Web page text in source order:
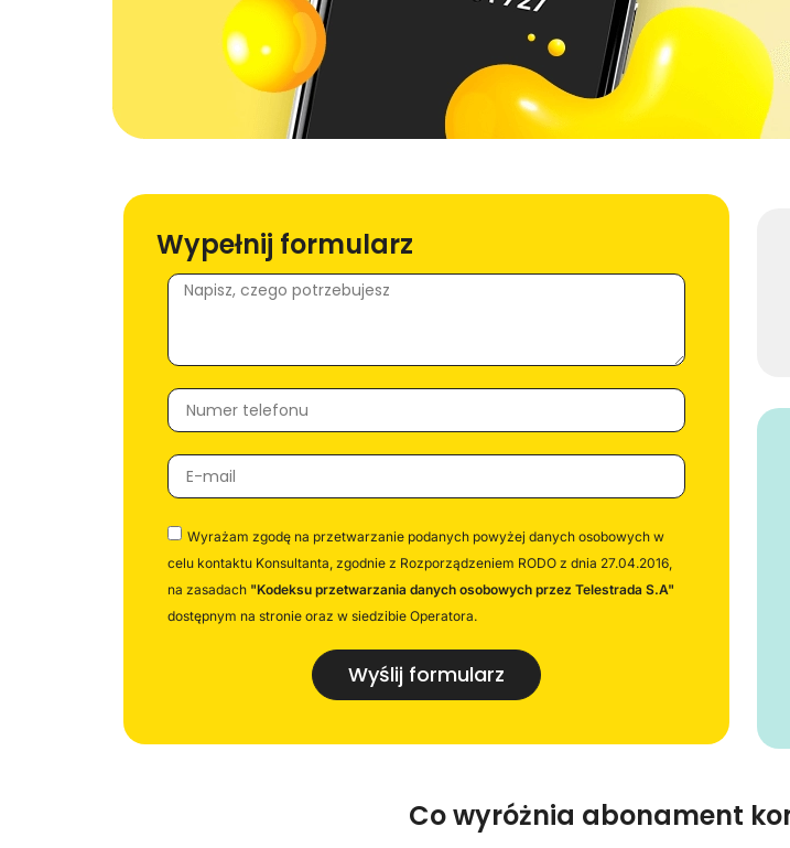
Wypełnij formularz
Wyrażam zgodę na przetwarzanie podanych powyżej danych osobowych w
celu kontaktu Konsultanta, zgodnie z Rozporządzeniem RODO z dnia 27.04.2016,
na zasadach "Kodeksu przetwarzania danych osobowych przez Telestrada S.A"
dostępnym na stronie oraz w siedzibie Operatora.
Wyślij formularz
Co wyróżnia abonament